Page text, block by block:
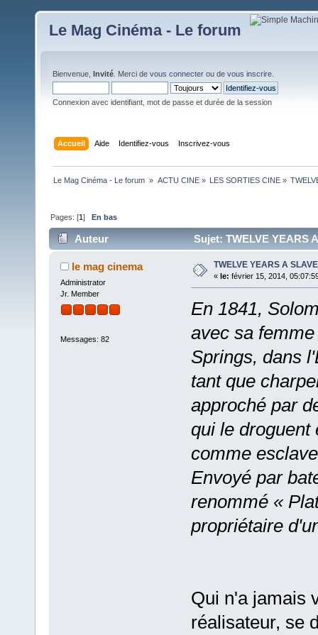
Le Mag Cinéma - Le forum
Bienvenue, Invité . Merci de vous connecter ou de vous inscrire
Connexion avec identifiant, mot de passe et durée de la session
Accueil Aide Identifiez-vous Inscrivez-vous
Le Mag Cinéma - Le forum » ACTU CINE» LES SORTIES CINE»
Pages: [1]En bas
Auteur Sujet: TWELVE YEARS
le mag cinema
Administrator
Jr. Member
Messages: 82
TWELVE YEARS A SLAVE
« le: février 15, 2014,
En 1841,
avec sa
Springs, dans
tant que
approché par
qui le droguent
comme
Envoyé par
renommé «
propriétaire
Qui n'a jamais
réalisateur, se